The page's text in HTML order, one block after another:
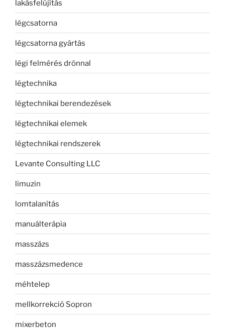
lakásfelújítás
légcsatorna
légcsatorna gyártás
légi felmérés drónnal
légtechnika
légtechnikai berendezések
légtechnikai elemek
légtechnikai rendszerek
Levante Consulting LLC
limuzin
lomtalanítás
manuálterápia
masszázs
masszázsmedence
méhtelep
mellkorrekció Sopron
mixerbeton